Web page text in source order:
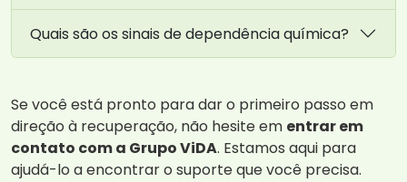
Quais são os sinais de dependência química?
Se você está pronto para dar o primeiro passo em
direção à recuperação, não hesite em entrar em
contato com a Grupo ViDA. Estamos aqui para
ajudá-lo a encontrar o suporte que você precisa.